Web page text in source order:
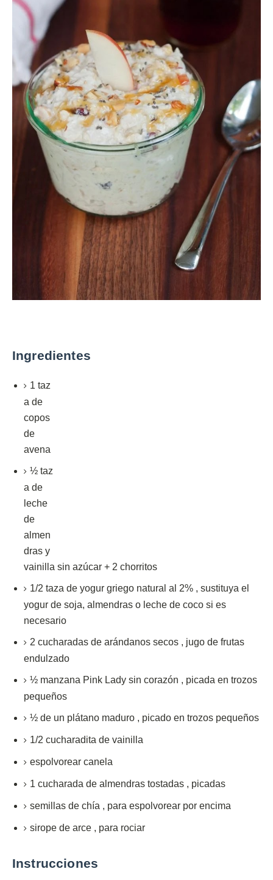
Ingredientes
1 taz
a de
copos
de
avena
½ taz
a de
leche
de
almen
dras y
vainilla sin azúcar + 2 chorritos
1/2 taza de yogur griego natural al 2% , sustituya el
yogur de soja, almendras o leche de coco si es
necesario
2 cucharadas de arándanos secos , jugo de frutas
endulzado
½ manzana Pink Lady sin corazón , picada en trozos
pequeños
½ de un plátano maduro , picado en trozos pequeños
1/2 cucharadita de vainilla
espolvorear canela
1 cucharada de almendras tostadas , picadas
semillas de chía , para espolvorear por encima
sirope de arce , para rociar
Instrucciones